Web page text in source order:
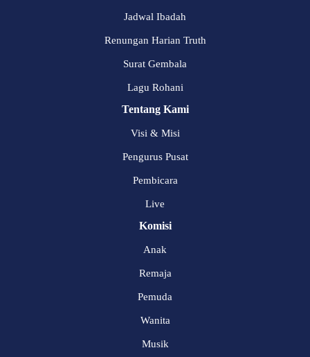
Jadwal Ibadah
Renungan Harian Truth
Surat Gembala
Lagu Rohani
Tentang Kami
Visi & Misi
Pengurus Pusat
Pembicara
Live
Komisi
Anak
Remaja
Pemuda
Wanita
Musik